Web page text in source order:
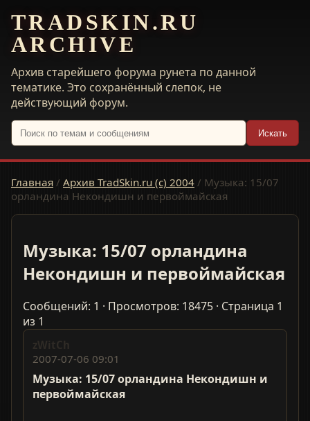
TRADSKIN.RU
ARCHIVE
Архив старейшего форума рунета по данной
тематике. Это сохранённый слепок, не
действующий форум.
Искать
Главная / Архив TradSkin.ru (с) 2004 / Музыка: 15/07
орландина Некондишн и первоймайская
Музыка: 15/07 орландина
Некондишн и первоймайская
Сообщений: 1 · Просмотров: 18475 · Страница 1
из 1
zWitCh
2007-07-06 09:01
Музыка: 15/07 орландина Некондишн и
первоймайская